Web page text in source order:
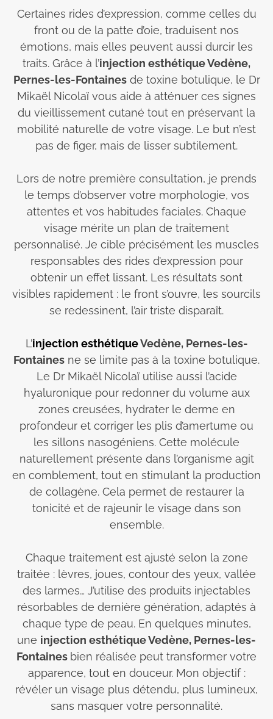
Certaines rides d’expression, comme celles du
front ou de la patte d’oie, traduisent nos
émotions, mais elles peuvent aussi durcir les
traits. Grâce à l’injection esthétique Vedène,
Pernes-les-Fontainesde toxine botulique, le Dr
Mikaël Nicolaï vous aide à atténuer ces signes
du vieillissement cutané tout en préservant la
mobilité naturelle de votre visage. Le but n’est
pas de figer, mais de lisser subtilement.
Lors de notre première consultation, je prends
le temps d’observer votre morphologie, vos
attentes et vos habitudes faciales. Chaque
visage mérite un plan de traitement
personnalisé. Je cible précisément les muscles
responsables des rides d’expression pour
obtenir un effet lissant. Les résultats sont
visibles rapidement : le front s’ouvre, les sourcils
se redessinent, l’air triste disparaît.
L’injection esthétiqueVedène, Pernes-les-
Fontaines ne se limite pas à la toxine botulique.
Le Dr Mikaël Nicolaï utilise aussi l’acide
hyaluronique pour redonner du volume aux
zones creusées, hydrater le derme en
profondeur et corriger les plis d’amertume ou
les sillons nasogéniens. Cette molécule
naturellement présente dans l’organisme agit
en comblement, tout en stimulant la production
de collagène. Cela permet de restaurer la
tonicité et de rajeunir le visage dans son
ensemble.
Chaque traitement est ajusté selon la zone
traitée : lèvres, joues, contour des yeux, vallée
des larmes… J’utilise des produits injectables
résorbables de dernière génération, adaptés à
chaque type de peau. En quelques minutes,
une injection esthétique Vedène, Pernes-les-
Fontaines bien réalisée peut transformer votre
apparence, tout en douceur. Mon objectif :
révéler un visage plus détendu, plus lumineux,
sans masquer votre personnalité.